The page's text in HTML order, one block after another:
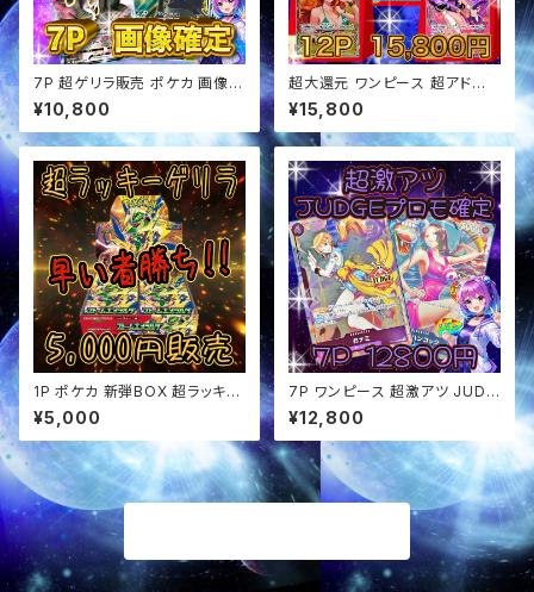
7P 超ゲリラ販売 ポケカ 画像確
定 オリパ
¥10,800
超大還元 ワンピース 超アド確
定福袋 オリパ
¥15,800
1P ポケカ 新弾BOX 超ラッキー
ゲリラ オリパ
¥5,000
7P ワンピース 超激アツ JUDG
Eプロモ確定 オリパ
¥12,800